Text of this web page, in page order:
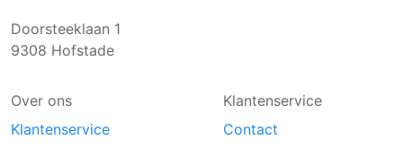
Doorsteeklaan 1
9308 Hofstade
Over ons
Klantenservice
Klantenservice
Contact